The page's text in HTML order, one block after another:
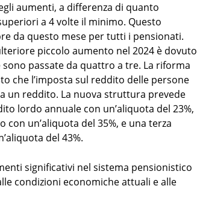
aumenti, a differenza di quanto
a 4 volte il minimo. Questo
da questo mese per tutti i pensionati​​.
piccolo aumento nel 2024 è dovuto
passate da quattro a tre. La riforma
che l’imposta sul reddito delle persone
un reddito. La nuova struttura prevede
lordo annuale con un’aliquota del 23%,
con un’aliquota del 35%, e una terza
del 43%​​.
significativi nel sistema pensionistico
condizioni economiche attuali e alle